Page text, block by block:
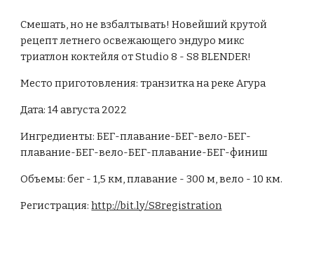
Смешать, но не взбалтывать! Новейший крутой
рецепт летнего освежающего эндуро микс
триатлон коктейля от Studio 8 - S8 BLENDER!
Место приготовления: транзитка на реке Агура
Дата: 14 августа 2022
Ингредиенты: БЕГ-плавание-БЕГ-вело-БЕГ-
плавание-БЕГ-вело-БЕГ-плавание-БЕГ-финиш
Объемы: бег - 1,5 км, плавание - 300 м, вело - 10 км.
Регистрация:http://bit.ly/S8registration